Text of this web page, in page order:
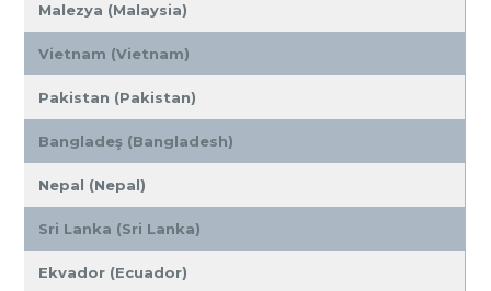
Malezya (Malaysia)
Vietnam (Vietnam)
Pakistan (Pakistan)
Bangladeş (Bangladesh)
Nepal (Nepal)
Sri Lanka (Sri Lanka)
Ekvador (Ecuador)